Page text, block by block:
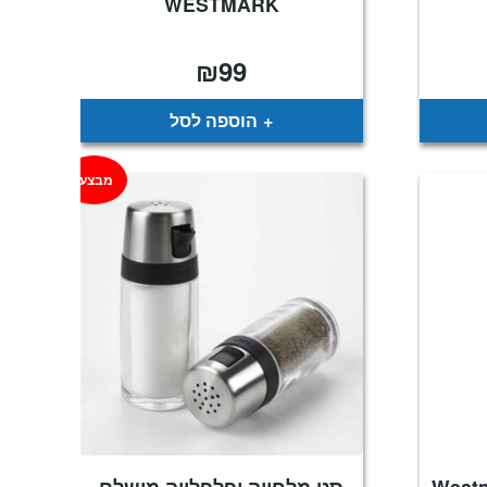
₪99
הוספה לסל
מבצע!